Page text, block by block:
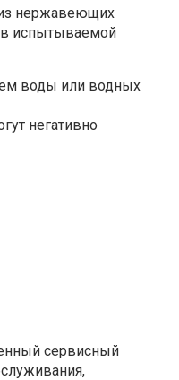
из нержавеющих
в испытываемой
воды или водных
негативно
сервисный